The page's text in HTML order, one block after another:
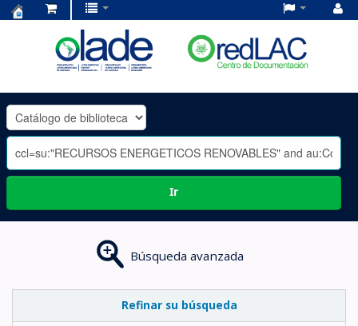
OLADE
-
Ir
Búsqueda avanzada
Refinar su búsqueda